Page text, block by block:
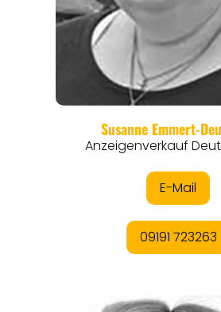
REGIONEN
ORTE
EVENTS
REISEMAGAZINE